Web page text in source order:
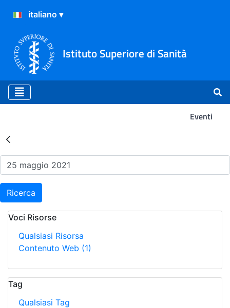
Istituto Superiore di Sanità
Eventi
Risultati della Ricerca -
Ricerca
Voci Risorse
Qualsiasi Risorsa
Contenuto Web (1)
Tag
Qualsiasi Tag